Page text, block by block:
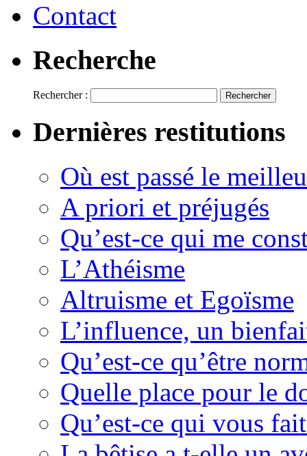
Contact
Recherche
Rechercher :
Dernières restitutions
Où est passé le
A priori et préjugés
Qu’est-ce qui me
L’Athéisme
Altruisme et Egoïsme
L’influence, un
Qu’est-ce qu’être
Quelle place pour le
Qu’est-ce qui vous